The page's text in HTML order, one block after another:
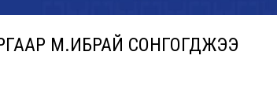
М.ИБРАЙ СОНГОГДЖЭЭ